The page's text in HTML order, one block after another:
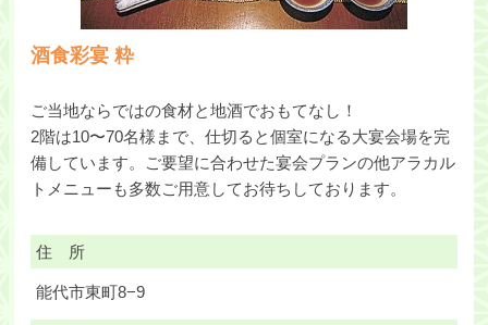
酒食彩宴 粋
ご当地ならではの食材と地酒でおもてなし！
2階は10〜70名様まで、仕切ると個室になる大宴会場を完
備しています。ご要望に合わせた宴会プランの他アラカル
トメニューも多数ご用意してお待ちしております。
住 所
能代市東町8−9